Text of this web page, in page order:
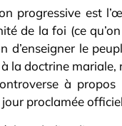
progressive est
de la foi (ce
le
la doctrine
à
proclamée